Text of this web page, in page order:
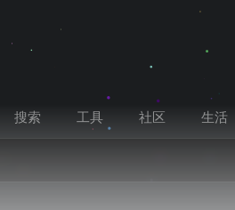
搜索 工具 社区 生活